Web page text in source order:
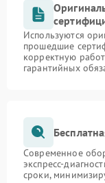
Используются
прошедшие
корректную
гарантийных
Современное
экспресс-
сроки,